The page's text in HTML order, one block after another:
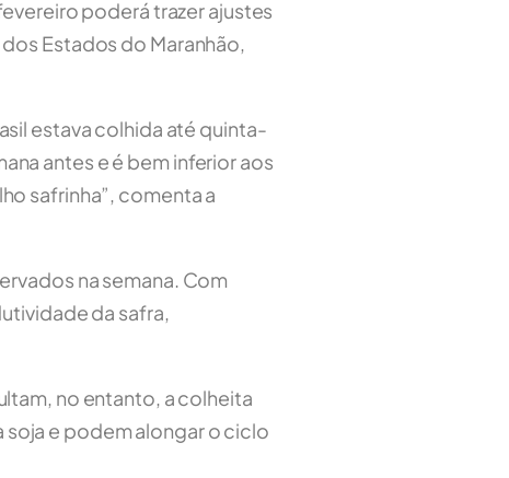
poderá trazer ajustes
Estados do Maranhão,
estava colhida até quinta-
antes e é bem inferior aos
safrinha”, comenta a
na semana. Com
da safra,
no entanto, a colheita
soja e podem alongar o ciclo